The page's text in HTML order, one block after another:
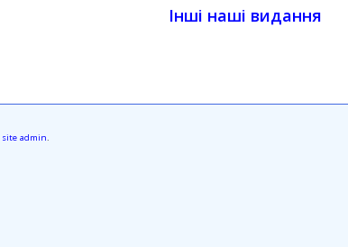
Інші наші видання
site admin.